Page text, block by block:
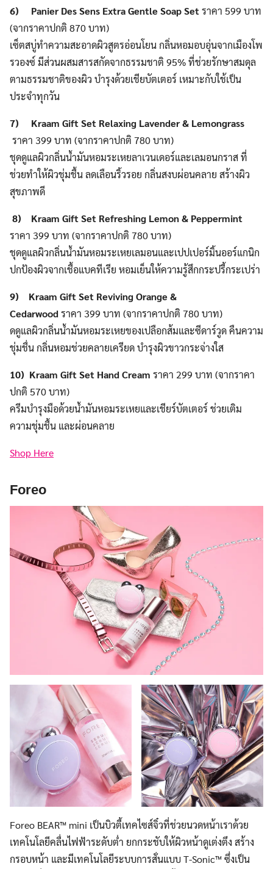
6) Panier Des Sens Extra Gentle Soap Setราคา 599 บาท
(จากราคาปกติ 870 บาท)
เซ็ตสบู่ทำความสะอาดผิวสูตรอ่อนโยน กลิ่นหอมอบอุ่นจากเมืองโพ
รวองซ์ มีส่วนผสมสารสกัดจากธรรมชาติ 95% ที่ช่วยรักษาสมดุล
ตามธรรมชาติของผิว บำรุงด้วยเชียบัตเตอร์ เหมาะกับใช้เป็น
ประจำทุกวัน
7) Kraam Gift Set Relaxing Lavender & Lemongrass
ราคา 399 บาท (จากราคาปกติ 780 บาท)
ชุดดูแลผิวกลิ่นน้ำมันหอมระเหยลาเวนเดอร์และเลมอนกราส ที่
ช่วยทำให้ผิวชุ่มชื้น ลดเลือนริ้วรอย กลิ่นสงบผ่อนคลาย สร้างผิว
สุขภาพดี
8) Kraam Gift Set Refreshing Lemon & Peppermint
ราคา 399 บาท (จากราคาปกติ 780 บาท)
ชุดดูแลผิวกลิ่นน้ำมันหอมระเหยเลมอนและเปปเปอร์มิ้นออร์แกนิก
ปกป้องผิวจากเชื้อแบคทีเรีย หอมเย็นให้ความรู้สึกกระปรี้กระเปร่า
9) Kraam Gift Set Reviving Orange &
Cedarwood ราคา 399 บาท (จากราคาปกติ 780 บาท)
ดดูแลผิวกลิ่นน้ำมันหอมระเหยของเปลือกส้มและซีดาร์วูด คืนความ
ชุ่มชื่น กลิ่นหอมช่วยคลายเครียด บำรุงผิวขาวกระจ่างใส
10) Kraam Gift Set Hand Cream ราคา 299 บาท (จากราคา
ปกติ 570 บาท)
ครีมบำรุงมือด้วยน้ำมันหอมระเหยและเชียร์บัตเตอร์ ช่วยเติม
ความชุ่มชื้น และผ่อนคลาย
Shop Here
Foreo
Foreo BEAR™ mini เป็นบิวตี้เทคไซส์จิ๋วที่ช่วยนวดหน้าเราด้วย
เทคโนโลยีคลื่นไฟฟ้าระดับต่ำ ยกกระชับให้ผิวหน้าดูเต่งตึง สร้าง
กรอบหน้า และมีเทคโนโลยีระบบการสั่นแบบ T-Sonic™ ซึ่งเป็น